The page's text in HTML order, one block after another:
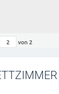
von 2